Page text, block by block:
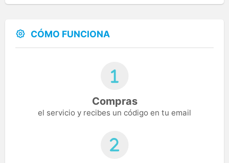
CÓMO FUNCIONA
Compras
el servicio y recibes un código en tu email